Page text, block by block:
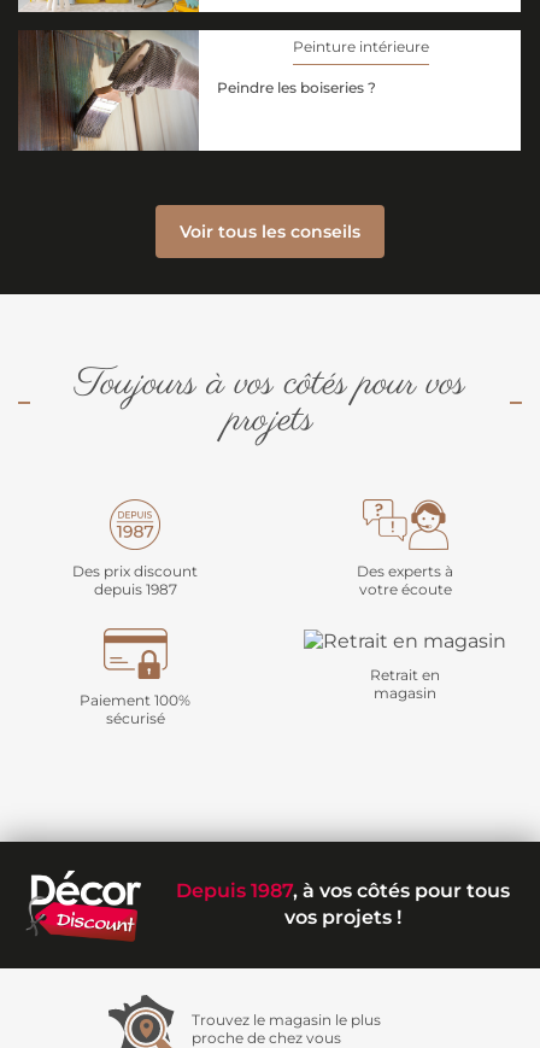
Peinture intérieure
Peindre les boiseries ?
Voir tous les conseils
Toujours à vos côtés pour vos
projets
Des prix discount
depuis 1987
Des experts à
votre écoute
Paiement 100%
sécurisé
Retrait en
magasin
Depuis 1987, à vos côtés pour tous
vos projets !
Trouvez le magasin le plus
proche de chez vous